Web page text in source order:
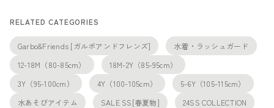
RELATED CATEGORIES
Garbo&Friends [ガルボアンドフレンズ]
水着・ラッシュガード
12-18M（80-85cm）
18M-2Y（85-95cm）
3Y（95-100cm）
4Y（100-105cm）
5-6Y（105-115cm）
水あそびアイテム
SALE SS[春夏物]
24SS COLLECTION